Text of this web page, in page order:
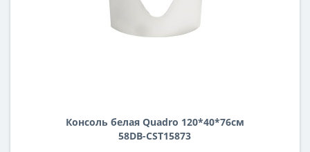
Консоль белая Quadro 120*40*76см
58DB-CST15873